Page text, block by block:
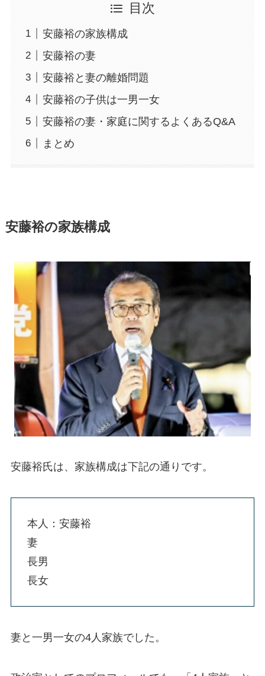
目次
安藤裕の家族構成
安藤裕の妻
安藤裕と妻の離婚問題
安藤裕の子供は一男一女
安藤裕の妻・家庭に関するよくあるQ&A
まとめ
安藤裕の家族構成
安藤裕氏は、家族構成は下記の通りです。
本人：安藤裕
妻
長男
長女
妻と一男一女の4人家族でした。